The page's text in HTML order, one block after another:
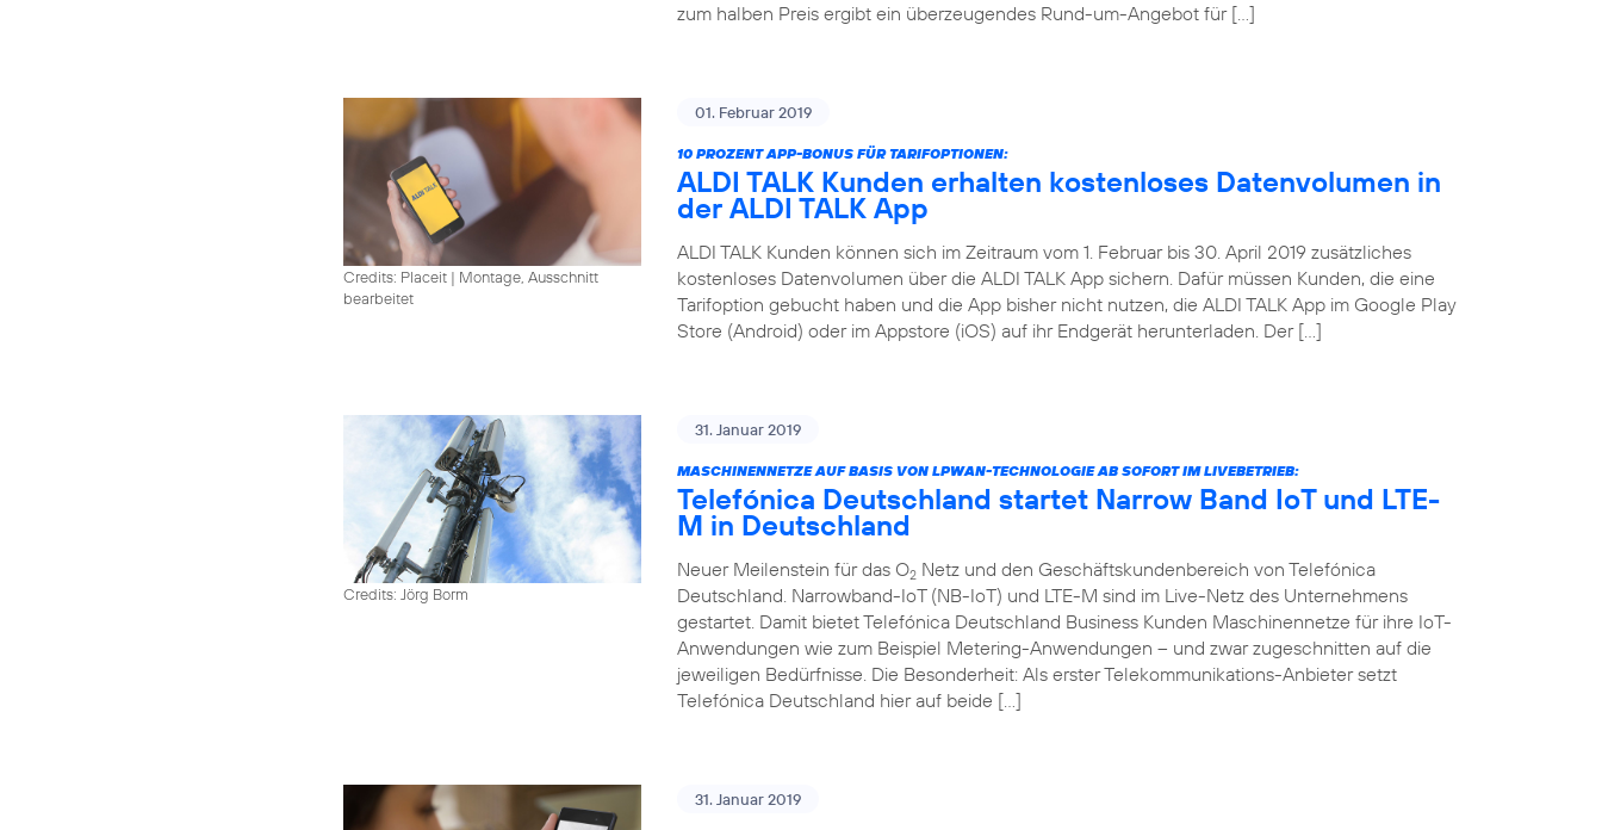
zum halben Preis ergibt ein überzeugendes Rund-um-Angebot für […]
Credits: Placeit | Montage, Ausschnitt
bearbeitet
01. Februar 2019
10 PROZENT APP-BONUS FÜR TARIFOPTIONEN:
ALDI TALK Kunden erhalten kostenloses Datenvolumen in
der ALDI TALK App
ALDI TALK Kunden können sich im Zeitraum vom 1. Februar bis 30. April 2019 zusätzliches
kostenloses Datenvolumen über die ALDI TALK App sichern. Dafür müssen Kunden, die eine
Tarifoption gebucht haben und die App bisher nicht nutzen, die ALDI TALK App im Google Play
Store (Android) oder im Appstore (iOS) auf ihr Endgerät herunterladen. Der […]
Credits: Jörg Borm
31. Januar 2019
MASCHINENNETZE AUF BASIS VON LPWAN-TECHNOLOGIE AB SOFORT IM LIVEBETRIEB:
Telefónica Deutschland startet Narrow Band IoT und LTE-
M in Deutschland
Neuer Meilenstein für das O2 Netz und den Geschäftskundenbereich von Telefónica
Deutschland. Narrowband-IoT (NB-IoT) und LTE-M sind im Live-Netz des Unternehmens
gestartet. Damit bietet Telefónica Deutschland Business Kunden Maschinennetze für ihre IoT-
Anwendungen wie zum Beispiel Metering-Anwendungen – und zwar zugeschnitten auf die
jeweiligen Bedürfnisse. Die Besonderheit: Als erster Telekommunikations-Anbieter setzt
Telefónica Deutschland hier auf beide […]
31. Januar 2019